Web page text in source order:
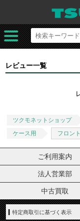
レビュー一覧
ツクモネットショップ
ケース用
フロン
ご利用案内
法人営業部
中古買取
特定商取引に基づく表示